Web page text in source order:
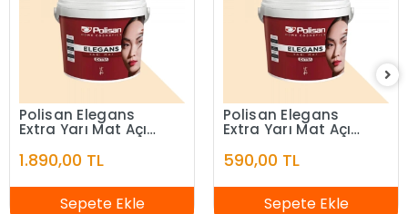
Polisan Elegans
Extra Yarı Mat Açık
1.890,00 TL
Sepete Ekle
Polisan Elegans
Extra Yarı Mat Açık
590,00 TL
Sepete Ekle